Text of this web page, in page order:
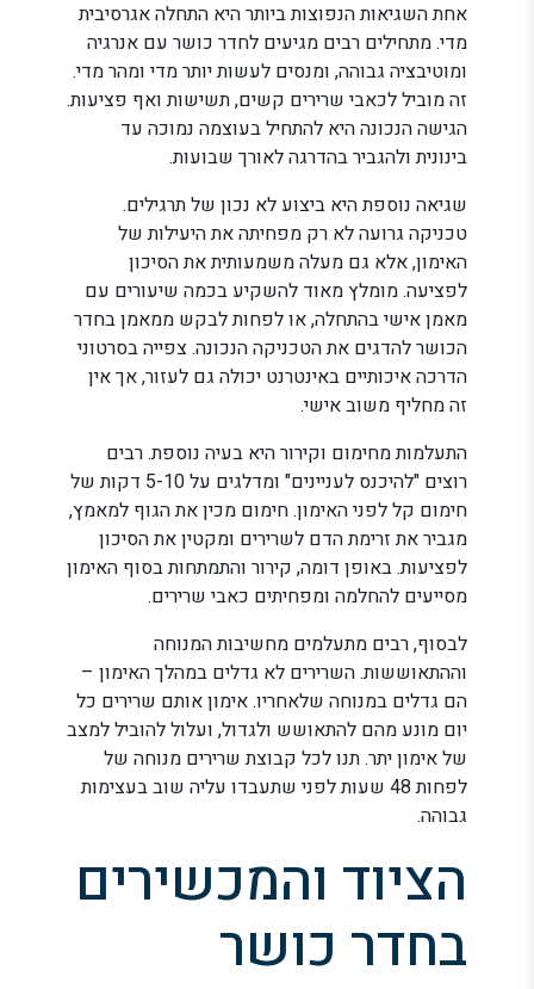
אחת השגיאות הנפוצות ביותר היא התחלה אגרסיבית
מדי. מתחילים רבים מגיעים לחדר כושר עם אנרגיה
ומוטיבציה גבוהה, ומנסים לעשות יותר מדי ומהר מדי.
זה מוביל לכאבי שרירים קשים, תשישות ואף פציעות.
הגישה הנכונה היא להתחיל בעוצמה נמוכה עד
בינונית ולהגביר בהדרגה לאורך שבועות.
שגיאה נוספת היא ביצוע לא נכון של תרגילים.
טכניקה גרועה לא רק מפחיתה את היעילות של
האימון, אלא גם מעלה משמעותית את הסיכון
לפציעה. מומלץ מאוד להשקיע בכמה שיעורים עם
מאמן אישי בהתחלה, או לפחות לבקש ממאמן בחדר
הכושר להדגים את הטכניקה הנכונה. צפייה בסרטוני
הדרכה איכותיים באינטרנט יכולה גם לעזור, אך אין
זה מחליף משוב אישי.
התעלמות מחימום וקירור היא בעיה נוספת. רבים
רוצים "להיכנס לעניינים" ומדלגים על 5-10 דקות של
חימום קל לפני האימון. חימום מכין את הגוף למאמץ,
מגביר את זרימת הדם לשרירים ומקטין את הסיכון
לפציעות. באופן דומה, קירור והתמתחות בסוף האימון
מסייעים להחלמה ומפחיתים כאבי שרירים.
לבסוף, רבים מתעלמים מחשיבות המנוחה
וההתאוששות. השרירים לא גדלים במהלך האימון –
הם גדלים במנוחה שלאחריו. אימון אותם שרירים כל
יום מונע מהם להתאושש ולגדול, ועלול להוביל למצב
של אימון יתר. תנו לכל קבוצת שרירים מנוחה של
לפחות 48 שעות לפני שתעבדו עליה שוב בעצימות
גבוהה.
הציוד והמכשירים
בחדר כושר